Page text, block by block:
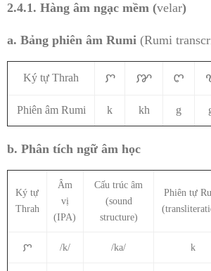
2.4.1. Hàng âm ngạc mềm (velar)
a. Bảng phiên âm Rumi (Rumi
Ký tự Thrah ꨆ ꨇ ꨈ
Phiên âm Rumi k kh g
b. Phân tích ngữ âm học
Ký tự
Thrah
Âm
vị
(IPA)
Cấu trúc âm
(sound
structure)
Phiên tự
ꨆ /k/ /ka/ k